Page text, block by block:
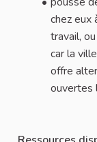
chez eux
travail,
car la
offre
ouvertes